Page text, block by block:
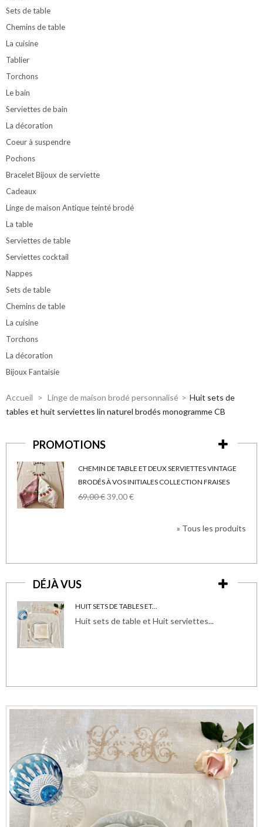
Sets de table
Chemins de table
La cuisine
Tablier
Torchons
Le bain
Serviettes de bain
La décoration
Coeur à suspendre
Pochons
Bracelet Bijoux de serviette
Cadeaux
Linge de maison Antique teinté brodé
La table
Serviettes de table
Serviettes cocktail
Nappes
Sets de table
Chemins de table
La cuisine
Torchons
La décoration
Bijoux Fantaisie
Accueil > Linge de maison brodé personnalisé > Huit sets de
tables et huit serviettes lin naturel brodés monogramme CB
PROMOTIONS
CHEMIN DE TABLE ET DEUX SERVIETTES VINTAGE
BRODÉS À VOS INITIALES COLLECTION FRAISES
69,00 €39,00 €
» Tous les produits
DÉJÀ VUS
HUIT SETS DE TABLES ET...
Huit sets de table et Huit serviettes...